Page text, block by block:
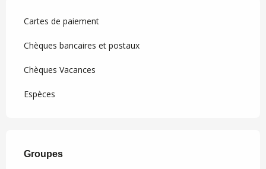
Cartes de paiement
Chèques bancaires et postaux
Chèques Vacances
Espèces
Groupes
Groupes